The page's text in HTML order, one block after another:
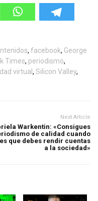
, facebook, George
Times, periodismo,
virtual , Silicon Valley,
Next Article
Warkentin: «Consigues
de calidad cuando
que debes rendir cuentas
a la sociedad»